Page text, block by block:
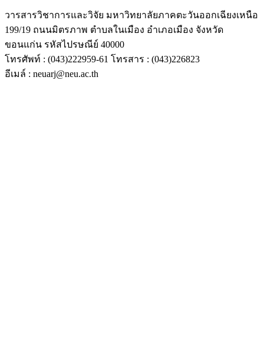
วารสารวิชาการและวิจัย มหาวิทยาลัยภาคตะวันออกเฉียงเหนือ
199/19 ถนนมิตรภาพ ตำบลในเมือง อำเภอเมือง จังหวัด
ขอนแก่น รหัสไปรษณีย์ 40000
โทรศัพท์ : (043)222959-61 โทรสาร : (043)226823
อีเมล์ : neuarj@neu.ac.th